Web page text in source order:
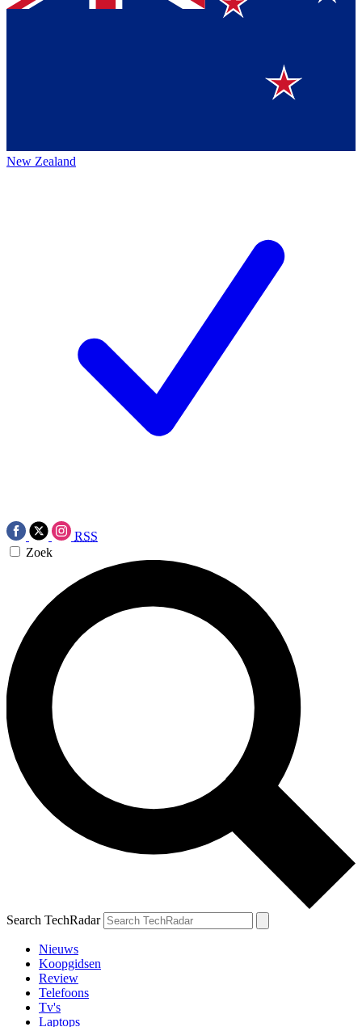
New Zealand
RSS
Zoek
Search TechRadar
Nieuws
Koopgidsen
Review
Telefoons
Tv's
Laptops